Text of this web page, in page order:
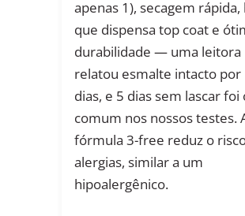
apenas 1), secagem
que dispensa top coat e
durabilidade — uma leitora
relatou esmalte intacto por
dias, e 5 dias sem lascar foi
comum nos nossos testes.
fórmula 3-free reduz o
alergias, similar a um
hipoalergênico.